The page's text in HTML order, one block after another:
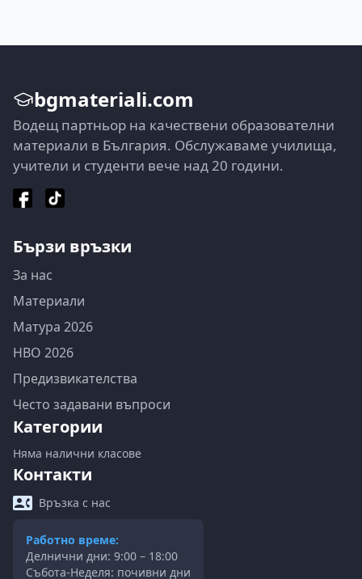
bgmateriali.com
Водещ партньор на качествени образователни
материали в България. Обслужаваме училища,
учители и студенти вече над 20 години.
Бързи връзки
За нас
Материали
Матура 2026
НВО 2026
Предизвикателства
Често задавани въпроси
Категории
Няма налични класове
Контакти
Връзка с нас
Работно време:
Делнични дни: 9:00 – 18:00
Събота-Неделя: почивни дни